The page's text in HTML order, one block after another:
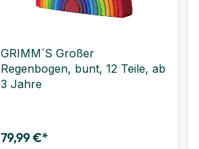
GRIMM´S Großer
Regenbogen, bunt, 12 Teile, ab
3 Jahre
79,99 €*